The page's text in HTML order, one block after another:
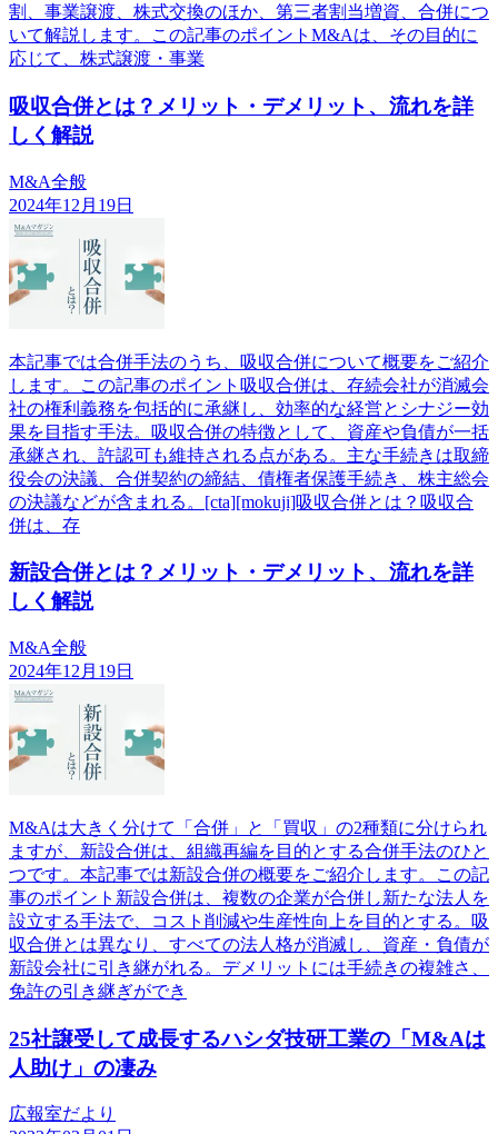
割、事業譲渡、株式交換のほか、第三者割当増資、合併につ
いて解説します。この記事のポイントM&Aは、その目的に
応じて、株式譲渡・事業
吸収合併とは？メリット・デメリット、流れを詳
しく解説
M&A全般
2024年12月19日
本記事では合併手法のうち、吸収合併について概要をご紹介
します。この記事のポイント吸収合併は、存続会社が消滅会
社の権利義務を包括的に承継し、効率的な経営とシナジー効
果を目指す手法。吸収合併の特徴として、資産や負債が一括
承継され、許認可も維持される点がある。主な手続きは取締
役会の決議、合併契約の締結、債権者保護手続き、株主総会
の決議などが含まれる。[cta][mokuji]吸収合併とは？吸収合
併は、存
新設合併とは？メリット・デメリット、流れを詳
しく解説
M&A全般
2024年12月19日
M&Aは大きく分けて「合併」と「買収」の2種類に分けられ
ますが、新設合併は、組織再編を目的とする合併手法のひと
つです。本記事では新設合併の概要をご紹介します。この記
事のポイント新設合併は、複数の企業が合併し新たな法人を
設立する手法で、コスト削減や生産性向上を目的とする。吸
収合併とは異なり、すべての法人格が消滅し、資産・負債が
新設会社に引き継がれる。デメリットには手続きの複雑さ、
免許の引き継ぎができ
25社譲受して成長するハシダ技研工業の「M&Aは
人助け」の凄み
広報室だより